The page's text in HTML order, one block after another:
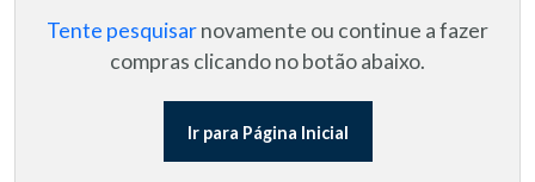
Tente pesquisarnovamente ou continue a fazer
compras clicando no botão abaixo.
Ir para Página Inicial